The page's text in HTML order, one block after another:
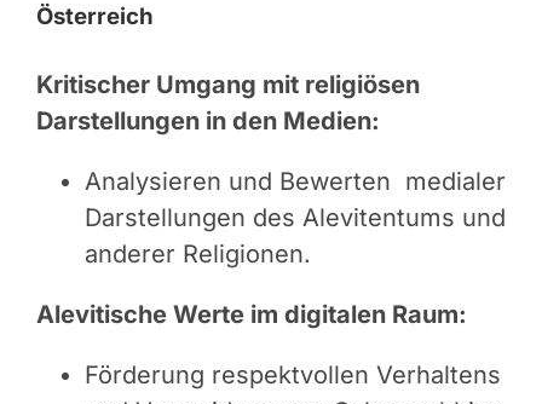
Österreich
Kritischer Umgang mit religiösen
Darstellungen in den Medien:
Analysieren und Bewerten medialer
Darstellungen des Alevitentums und
anderer Religionen.
Alevitische Werte im digitalen Raum:
Förderung respektvollen Verhaltens